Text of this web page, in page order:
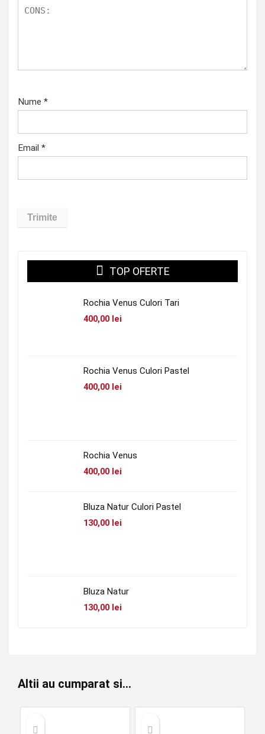
Nume *
Email *
TOP OFERTE
Rochia Venus Culori Tari
400,00 lei
Rochia Venus Culori Pastel
400,00 lei
Rochia Venus
400,00 lei
Bluza Natur Culori Pastel
130,00 lei
Bluza Natur
130,00 lei
Altii au cumparat si...